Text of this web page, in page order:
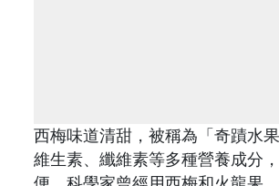
西梅味道清甜，被稱為「奇蹟水
維生素、纖維素等多種營養成分